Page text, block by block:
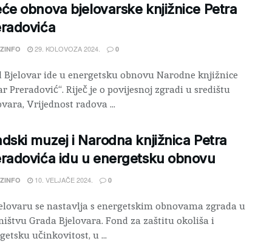
obnova bjelovarske knjižnice Petra
29. KOLOVOZA 2024. 0
Bjelovar ide u energetsku obnovu Narodne knjižnice
Preradović“. Riječ je o povijesnoj zgradi u središtu
Vrijednost radova ...
muzej i Narodna knjižnica Petra
idu u energetsku obnovu
10. VELJAČE 2024. 0
se nastavlja s energetskim obnovama zgrada u
Grada Bjelovara. Fond za zaštitu okoliša i
učinkovitost, u ...